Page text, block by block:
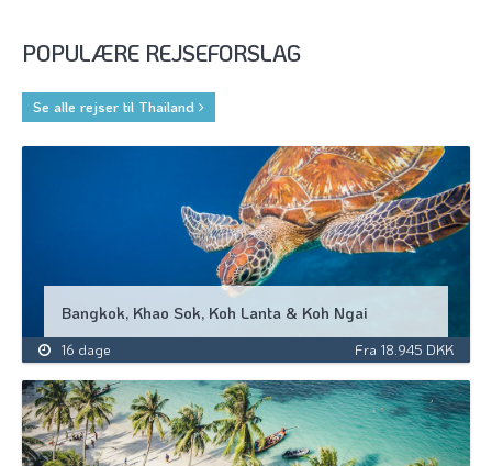
POPULÆRE REJSEFORSLAG
Se alle rejser til Thailand
Bangkok, Khao Sok, Koh Lanta & Koh Ngai
Fra 18.945 DKK
16 dage